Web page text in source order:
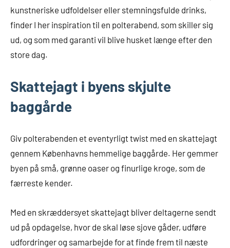
kunstneriske udfoldelser eller stemningsfulde drinks,
finder I her inspiration til en polterabend, som skiller sig
ud, og som med garanti vil blive husket længe efter den
store dag.
Skattejagt i byens skjulte
baggårde
Giv polterabenden et eventyrligt twist med en skattejagt
gennem Københavns hemmelige baggårde. Her gemmer
byen på små, grønne oaser og finurlige kroge, som de
færreste kender.
Med en skræddersyet skattejagt bliver deltagerne sendt
ud på opdagelse, hvor de skal løse sjove gåder, udføre
udfordringer og samarbejde for at finde frem til næste